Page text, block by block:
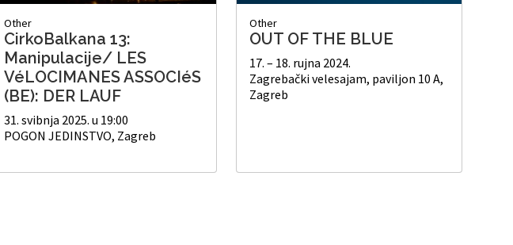
Other
CirkoBalkana 13:
Manipulacije/ LES
VéLOCIMANES ASSOCIéS
(BE): DER LAUF
31. svibnja 2025. u 19:00
POGON JEDINSTVO, Zagreb
Other
OUT OF THE BLUE
17. – 18. rujna 2024.
Zagrebački velesajam, paviljon 10 A,
Zagreb